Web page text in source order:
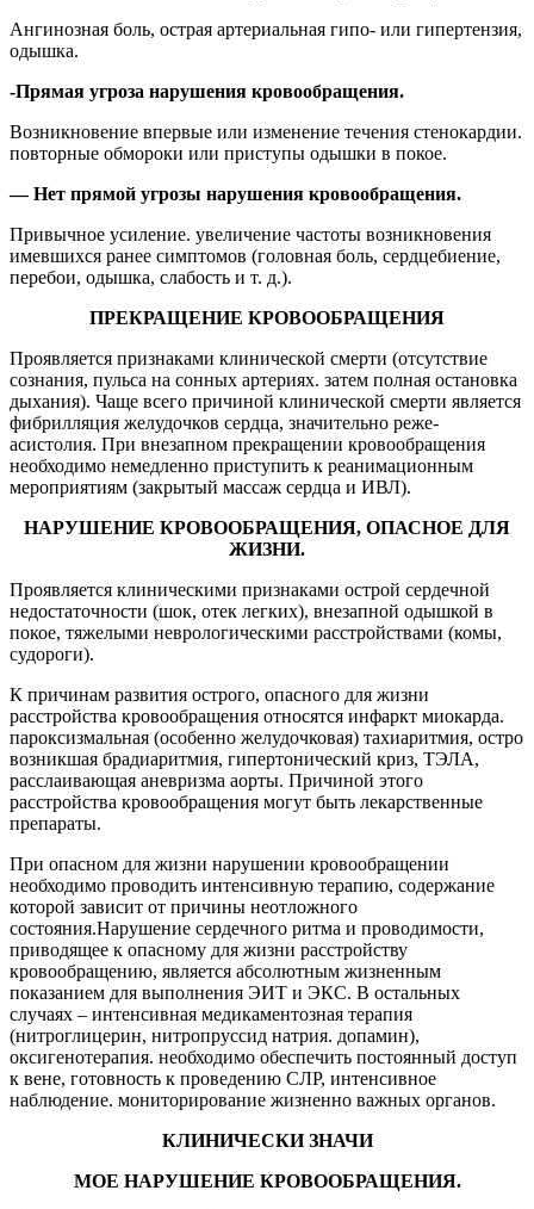
Ангинозная боль, острая артериальная гипо- или гипертензия,
одышка.
-Прямая угроза нарушения кровообращения.
Возникновение впервые или изменение течения стенокардии.
повторные обмороки или приступы одышки в покое.
— Нет прямой угрозы нарушения кровообращения.
Привычное усиление. увеличение частоты возникновения
имевшихся ранее симптомов (головная боль, сердцебиение,
перебои, одышка, слабость и т. д.).
ПРЕКРАЩЕНИЕ КРОВООБРАЩЕНИЯ
Проявляется признаками клинической смерти (отсутствие
сознания, пульса на сонных артериях. затем полная остановка
дыхания). Чаще всего причиной клинической смерти является
фибрилляция желудочков сердца, значительно реже-
асистолия. При внезапном прекращении кровообращения
необходимо немедленно приступить к реанимационным
мероприятиям (закрытый массаж сердца и ИВЛ).
НАРУШЕНИЕ КРОВООБРАЩЕНИЯ, ОПАСНОЕ ДЛЯ
ЖИЗНИ.
Проявляется клиническими признаками острой сердечной
недостаточности (шок, отек легких), внезапной одышкой в
покое, тяжелыми неврологическими расстройствами (комы,
судороги).
К причинам развития острого, опасного для жизни
расстройства кровообращения относятся инфаркт миокарда.
пароксизмальная (особенно желудочковая) тахиаритмия, остро
возникшая брадиаритмия, гипертонический криз, ТЭЛА,
расслаивающая аневризма аорты. Причиной этого
расстройства кровообращения могут быть лекарственные
препараты.
При опасном для жизни нарушении кровообращении
необходимо проводить интенсивную терапию, содержание
которой зависит от причины неотложного
состояния.Нарушение сердечного ритма и проводимости,
приводящее к опасному для жизни расстройству
кровообращению, является абсолютным жизненным
показанием для выполнения ЭИТ и ЭКС. В остальных
случаях – интенсивная медикаментозная терапия
(нитроглицерин, нитропруссид натрия. допамин),
оксигенотерапия. необходимо обеспечить постоянный доступ
к вене, готовность к проведению СЛР, интенсивное
наблюдение. мониторирование жизненно важных органов.
КЛИНИЧЕСКИ ЗНАЧИ
МОЕ НАРУШЕНИЕ КРОВООБРАЩЕНИЯ.